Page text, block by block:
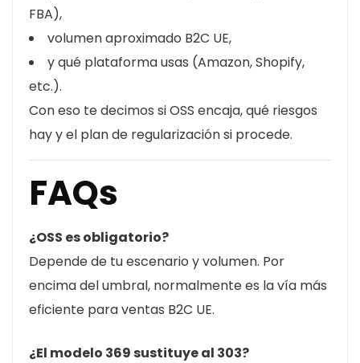
FBA),
volumen aproximado B2C UE,
y qué plataforma usas (Amazon, Shopify,
etc.).
Con eso te decimos si OSS encaja, qué riesgos
hay y el plan de regularización si procede.
FAQs
¿OSS es obligatorio?
Depende de tu escenario y volumen. Por
encima del umbral, normalmente es la vía más
eficiente para ventas B2C UE.
¿El modelo 369 sustituye al 303?